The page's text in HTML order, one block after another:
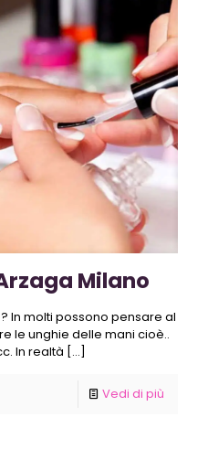
Milano
In molti possono pensare al
le unghie delle mani cioè..
In realtà […]
Vedi di più